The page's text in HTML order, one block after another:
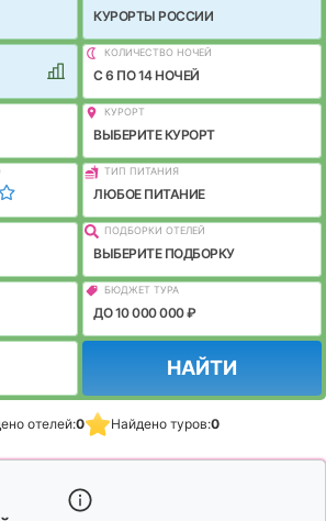
КУРОРТЫ РОССИИ
КОЛИЧЕСТВО НОЧЕЙ
C 6 ПО 14 НОЧЕЙ
КУРОРТ
ВЫБЕРИТЕ КУРОРТ
ТИП ПИТАНИЯ
ЛЮБОЕ ПИТАНИЕ
ПОДБОРКИ ОТЕЛЕЙ
ВЫБЕРИТЕ ПОДБОРКУ
БЮДЖЕТ ТУРА
ДО 10 000 000 ₽
НАЙТИ
отелей:0 Найдено туров:0